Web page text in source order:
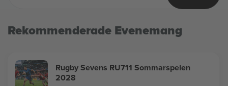
Rekommenderade Evenemang
Rugby Sevens RU711 Sommarspelen
2028